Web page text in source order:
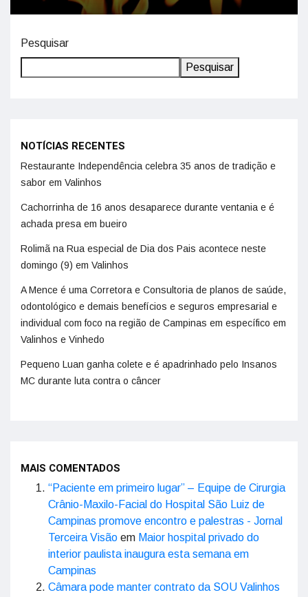
Pesquisar
Pesquisar
NOTÍCIAS RECENTES
Restaurante Independência celebra 35 anos de tradição e
sabor em Valinhos
Cachorrinha de 16 anos desaparece durante ventania e é
achada presa em bueiro
Rolimã na Rua especial de Dia dos Pais acontece neste
domingo (9) em Valinhos
A Mence é uma Corretora e Consultoria de planos de saúde,
odontológico e demais benefícios e seguros empresarial e
individual com foco na região de Campinas em específico em
Valinhos e Vinhedo
Pequeno Luan ganha colete e é apadrinhado pelo Insanos
MC durante luta contra o câncer
MAIS COMENTADOS
“Paciente em primeiro lugar” – Equipe de Cirurgia
Crânio-Maxilo-Facial do Hospital São Luiz de
Campinas promove encontro e palestras - Jornal
Terceira Visão em Maior hospital privado do
interior paulista inaugura esta semana em
Campinas
Câmara pode manter contrato da SOU Valinhos